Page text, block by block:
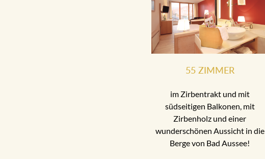
55 ZIMMER
im Zirbentrakt und mit
südseitigen Balkonen, mit
Zirbenholz und einer
wunderschönen Aussicht in die
Berge von Bad Aussee!